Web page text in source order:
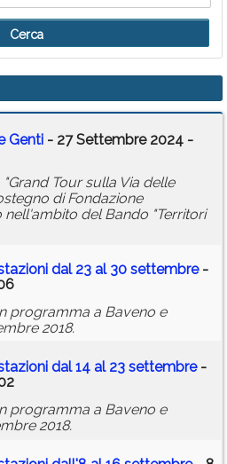
Genti - 27 Settembre 2024 -
Tour sulla Via delle
di Fondazione
nell'ambito del Bando "Territori
dal 23 al 30 settembre-
programma a Baveno e
2018.
dal 14 al 23 settembre-
programma a Baveno e
2018.